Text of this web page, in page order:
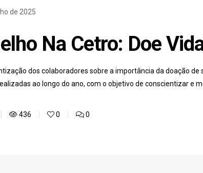
de 2025
Na Cetro: Doe
dos colaboradores sobre a importância da doação de
ao longo do ano, com o objetivo de conscientizar e
436 0 0